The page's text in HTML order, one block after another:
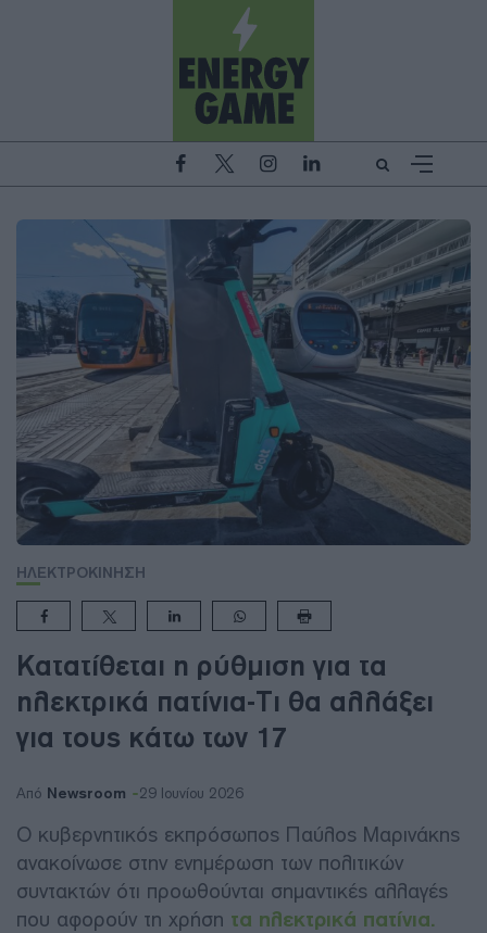
ΗΛΕΚΤΡΟΚΙΝΗΣΗ
Κατατίθεται η ρύθμιση για τα
ηλεκτρικά πατίνια-Τι θα αλλάξει
για τους κάτω των 17
Από Newsroom 29 Ιουνίου 2026
Ο κυβερνητικός εκπρόσωπος Παύλος Μαρινάκης
ανακοίνωσε στην ενημέρωση των πολιτικών
συντακτών ότι προωθούνται σημαντικές αλλαγές
που αφορούν τη χρήση τα ηλεκτρικά πατίνια.